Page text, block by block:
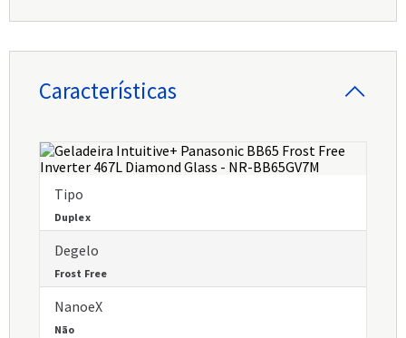
Características
Tipo
Duplex
Degelo
Frost Free
NanoeX
Não